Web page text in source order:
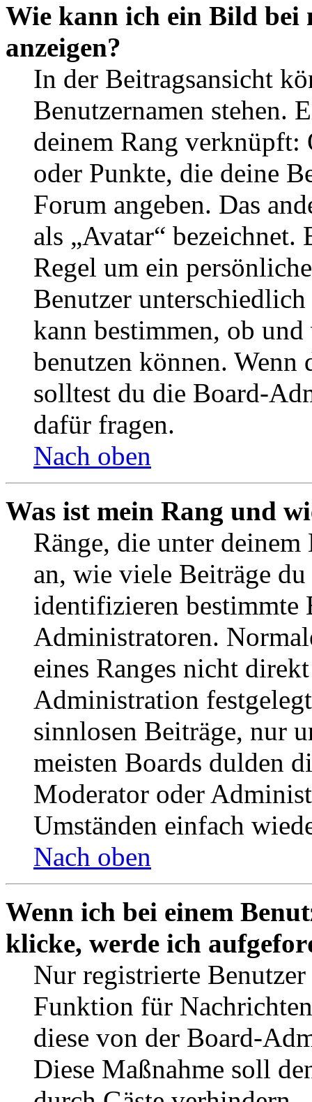
Wie kann ich ein Bild bei
anzeigen?
In der Beitragsansicht
Benutzernamen stehen.
deinem Rang verknüpft:
oder Punkte, die deine
Forum angeben. Das
als „Avatar“
Regel um ein
Benutzer
kann bestimmen, ob
benutzen können. Wenn
solltest du die Board-
dafür fragen.
Nach oben
Was ist mein Rang und
Ränge, die unter deinem
an, wie viele Beiträge
identifizieren bestimmte
Administratoren.
eines Ranges nicht
Administration
sinnlosen Beiträge, nur
meisten Boards dulden
Moderator oder
Umständen einfach
Nach oben
Wenn ich bei einem
klicke, werde ich
Nur registrierte
Funktion für
diese von der Board-
Diese Maßnahme soll